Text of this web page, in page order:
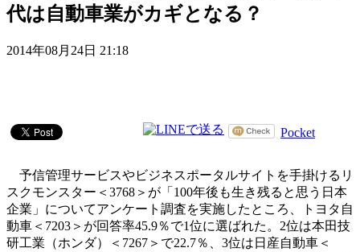
代は自動車業がカギとなる？
2014年08月24日 21:18
Pocket
予信管理サービスやビジネスポータルサイトを手掛けるリ
スクモンスター＜3768＞が「100年後も生き残ると思う日本
企業」についてアンケート調査を実施したところ、トヨタ自
動車＜7203＞が回答率45.9％で1位に選ばれた。2位は本田技
研工業（ホンダ）＜7267＞で22.7％、3位は日産自動車＜